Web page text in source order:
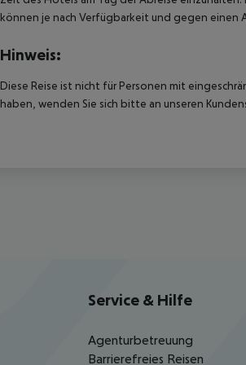
können je nach Verfügbarkeit und gegen einen
Hinweis:
Diese Reise ist nicht für Personen mit
haben, wenden Sie sich bitte an unseren
Service & Hilfe
Agenturbetreuung
Barrierefreies Reisen